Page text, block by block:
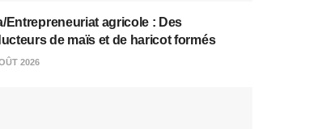
Entrepreneuriat agricole : Des
de maïs et de haricot formés
2026